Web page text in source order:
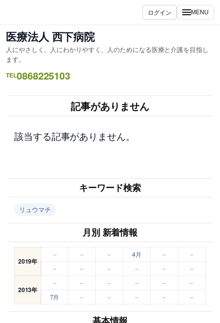
を
ス
キ
ッ
プ
ログイン MENU
医療法人 西下病院
人にやさしく、人にわかりやすく、人のためになる医療と介護を目指し
ます。
TEL0868225103
記事がありません
該当する記事がありません。
キーワード検索
リュウマチ
月別 新着情報
2019年
– – – 4月 –
–
–
– – – – –
2013年
– – – – –
–
7月
– – – – –
基本情報